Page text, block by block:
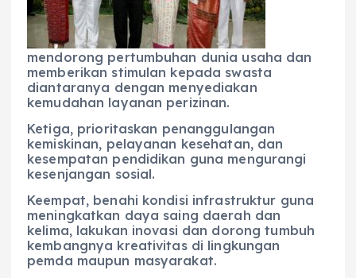
mendorong pertumbuhan dunia usaha dan
memberikan stimulan kepada swasta
diantaranya dengan menyediakan
kemudahan layanan perizinan.
Ketiga, prioritaskan penanggulangan
kemiskinan, pelayanan kesehatan, dan
kesempatan pendidikan guna mengurangi
kesenjangan sosial.
Keempat, benahi kondisi infrastruktur guna
meningkatkan daya saing daerah dan
kelima, lakukan inovasi dan dorong tumbuh
kembangnya kreativitas di lingkungan
pemda maupun masyarakat.